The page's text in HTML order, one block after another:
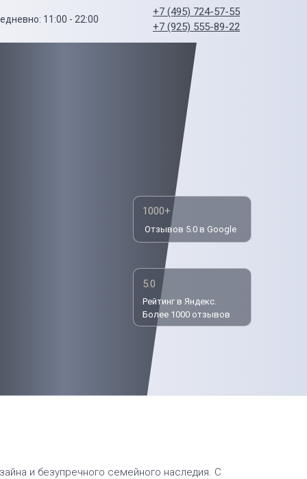
11:00 - 22:00
+7 (495) 724-57-55
+7 (925) 555-89-22
Рейтинг в Яндекс.
Более 1000 отзывов
5.0
Отзывов 5.0 в Google
1000+
и безупречного семейного наследия. С